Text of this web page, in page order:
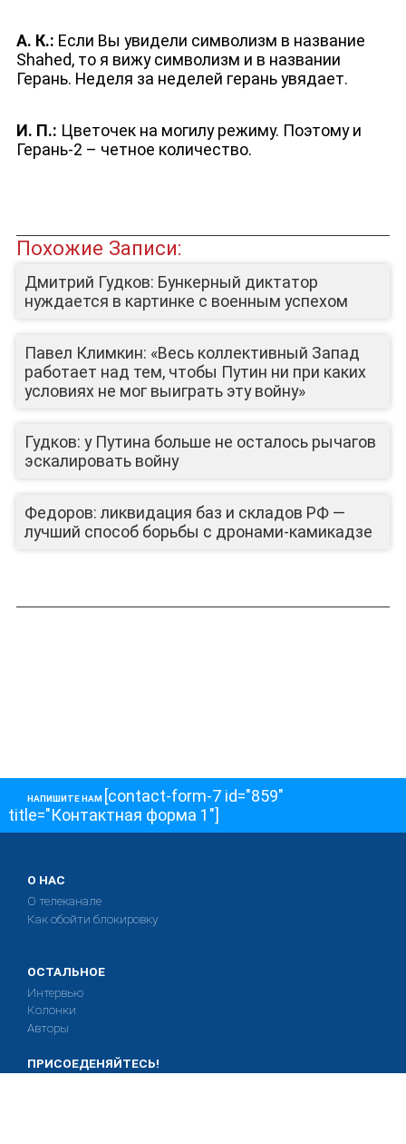
Депутаты к Съезду
А. К.: Если Вы увидели символизм в название
Shahed, то я вижу символизм и в названии
Герань. Неделя за неделей герань увядает.
И. П.: Цветочек на могилу режиму. Поэтому и
Герань-2 – четное количество.
Похожие Записи:
Дмитрий Гудков: Бункерный диктатор
нуждается в картинке с военным успехом
Павел Климкин: «Весь коллективный Запад
работает над тем, чтобы Путин ни при каких
условиях не мог выиграть эту войну»
Гудков: у Путина больше не осталось рычагов
эскалировать войну
Федоров: ликвидация баз и складов РФ —
лучший способ борьбы с дронами-камикадзе
О НАС
О телеканале
Как обойти блокировку
ОСТАЛЬНОЕ
Интервью
Колонки
Авторы
ПРИСОЕДЕНЯЙТЕСЬ!
НАПИШИТЕ НАМ [contact-form-7 id="859"
title="Контактная форма 1"]